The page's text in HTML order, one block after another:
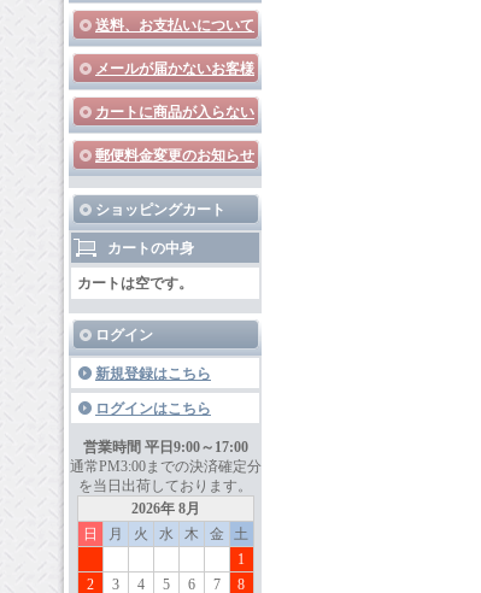
送料、お支払いについて
メールが届かないお客様
カートに商品が入らない
郵便料金変更のお知らせ
ショッピングカート
カートの中身
カートは空です。
ログイン
新規登録はこちら
ログインはこちら
営業時間 平日9:00～17:00
通常PM3:00までの決済確定分
を当日出荷しております。
2026年 8月
日
月 火 水 木 金
土
1
2
3 4 5 6 7 8